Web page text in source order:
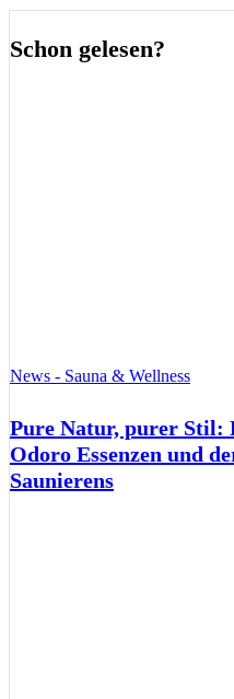
Schon gelesen?
News - Sauna & Wellness
Pure Natur, purer Stil:
Odoro Essenzen und
Saunierens